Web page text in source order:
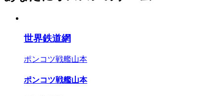
世界鉄道網
ポンコツ戦艦山本
ポンコツ戦艦山本